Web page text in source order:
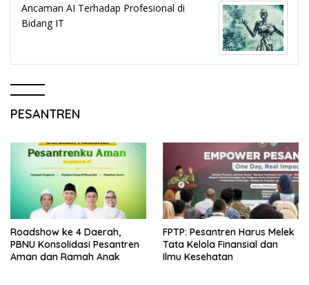
Ancaman AI Terhadap Profesional di
Bidang IT
PESANTREN
Roadshow ke 4 Daerah,
PBNU Konsolidasi Pesantren
Aman dan Ramah Anak
FPTP: Pesantren Harus Melek
Tata Kelola Finansial dan
Ilmu Kesehatan